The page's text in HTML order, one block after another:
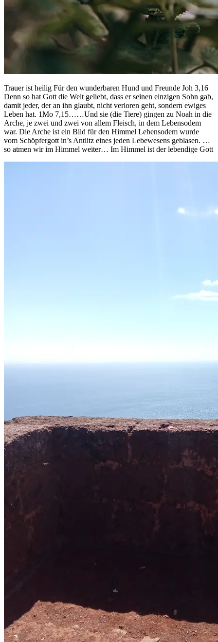
Trauer ist heilig Für den wunderbaren Hund und Freunde Joh 3,16
Denn so hat Gott die Welt geliebt, dass er seinen einzigen Sohn gab,
damit jeder, der an ihn glaubt, nicht verloren geht, sondern ewiges
Leben hat. 1Mo 7,15……Und sie (die Tiere) gingen zu Noah in die
Arche, je zwei und zwei von allem Fleisch, in dem Lebensodem
war. Die Arche ist ein Bild für den Himmel Lebensodem wurde
vom Schöpfergott in’s Antlitz eines jeden Lebewesens geblasen. …
so atmen wir im Himmel weiter… Im Himmel ist der lebendige Gott